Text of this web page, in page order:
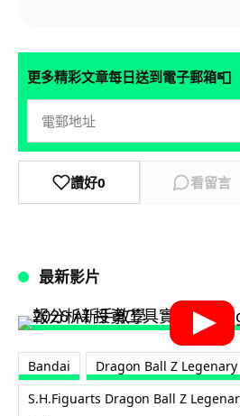
更多精彩文章每日送到電子郵箱📮
讚好0 看留言
最新影片
Bandai Dragon Ball Z Legenary
S.H.Figuarts Dragon Ball Z